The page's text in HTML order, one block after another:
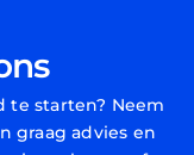
te starten? Neem
graag advies en